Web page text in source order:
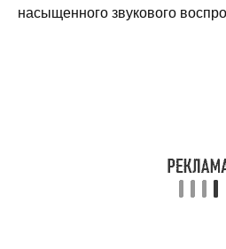
насыщенного звукового